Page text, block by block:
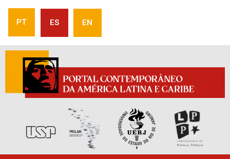
PT ES EN